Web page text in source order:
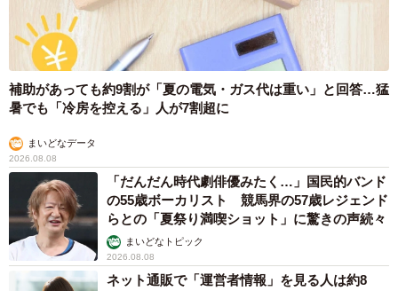
補助があっても約9割が「夏の電気・ガス代は重い」と回答…猛
暑でも「冷房を控える」人が7割超に
まいどなデータ
2026.08.08
「だんだん時代劇俳優みたく…」国民的バンド
の55歳ボーカリスト 競馬界の57歳レジェンド
らとの「夏祭り満喫ショット」に驚きの声続々
まいどなトピック
2026.08.08
ネット通販で「運営者情報」を見る人は約8